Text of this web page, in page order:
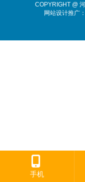
COPYRIGHT @
网站设计推广
手机